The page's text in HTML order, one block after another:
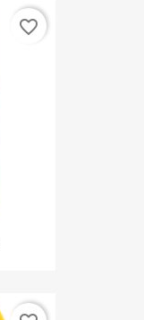
favorite_border